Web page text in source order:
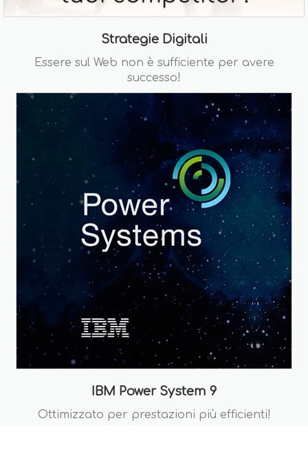
Strategie Digitali
Essere sul Web non è sufficiente per avere
successo!
IBM Power System 9
Ottimizzato per prestazioni più efficienti!